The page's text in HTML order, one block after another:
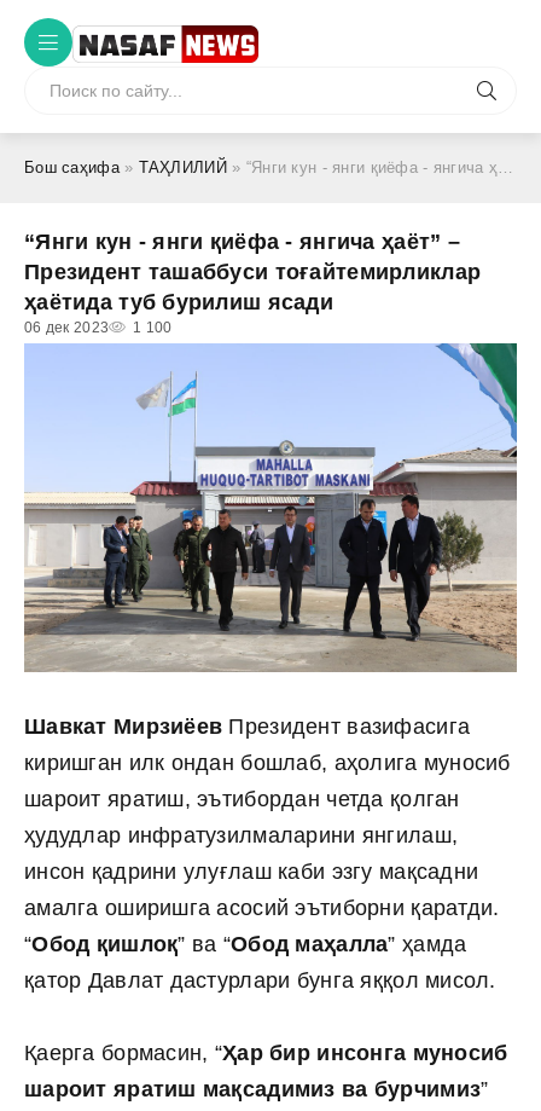
Бош саҳифа» ТАҲЛИЛИЙ » “Янги кун - янги қиёфа - янгича ҳаёт” – Президент ташаббуси тоғайтемирликлар ҳаётида туб бурилиш ясади
“Янги кун - янги қиёфа - янгича ҳаёт” –
Президент ташаббуси тоғайтемирликлар
ҳаётида туб бурилиш ясади
06 дек 2023 1 100
Шавкат Мирзиёев Президент вазифасига
киришган илк ондан бошлаб, аҳолига муносиб
шароит яратиш, эътибордан четда қолган
ҳудудлар инфратузилмаларини янгилаш,
инсон қадрини улуғлаш каби эзгу мақсадни
амалга оширишга асосий эътиборни қаратди.
“Обод қишлоқ” ва “Обод маҳалла” ҳамда
қатор Давлат дастурлари бунга яққол мисол.
Қаерга бормасин, “Ҳар бир инсонга муносиб
шароит яратиш мақсадимиз ва бурчимиз”